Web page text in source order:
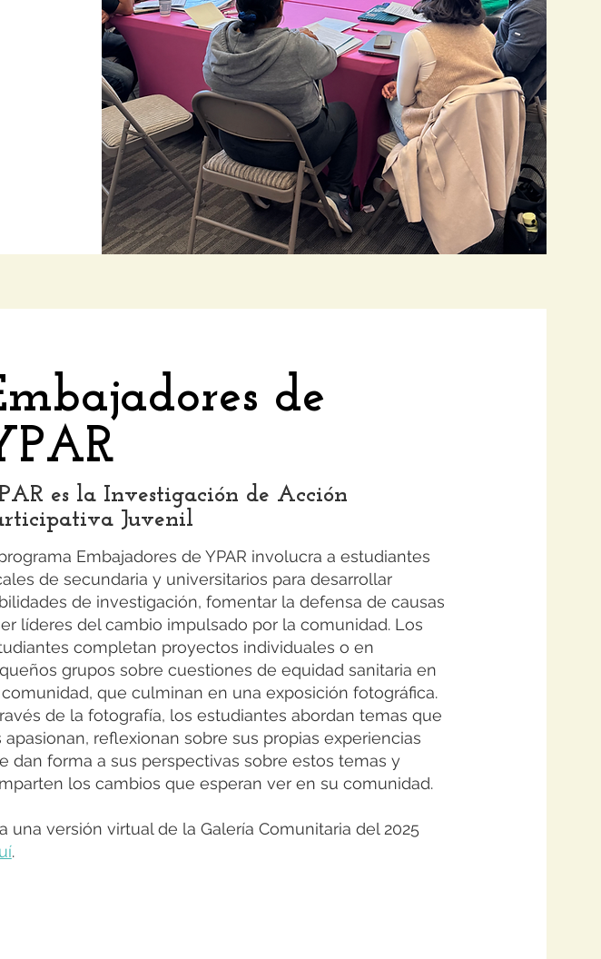
de
es la Investigación de Acción
Juvenil
Embajadores de YPAR involucra a estudiantes
de secundaria y universitarios para desarrollar
de investigación, fomentar la defensa de causas
líderes del cambio impulsado por la comunidad. Los
completan proyectos individuales o en
grupos sobre cuestiones de equidad sanitaria en
que culminan en una exposición fotográfica.
de la fotografía, los estudiantes abordan temas que
apasionan, reflexionan sobre sus propias experiencias
dan forma a sus perspectivas sobre estos temas y
los cambios que esperan ver en su comunidad.
una versión virtual de la Galería Comunitaria del 2025
.